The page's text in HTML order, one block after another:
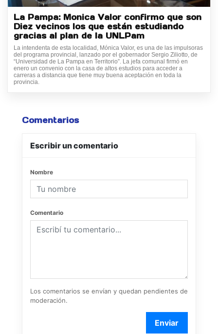
La Pampa: Monica Valor confirmo que son
Diez vecinos los que están estudiando
gracias al plan de la UNLPam
La intendenta de esta localidad, Mónica Valor, es una de las impulsoras
del programa provincial, lanzado por el gobernador Sergio Ziliotto, de
“Universidad de La Pampa en Territorio”. La jefa comunal firmó en
enero un convenio con la casa de altos estudios para acceder a
carreras a distancia que tiene muy buena aceptación en toda la
provincia.
Comentarios
Escribir un comentario
Nombre
Comentario
Los comentarios se envían y quedan pendientes de
moderación.
Enviar